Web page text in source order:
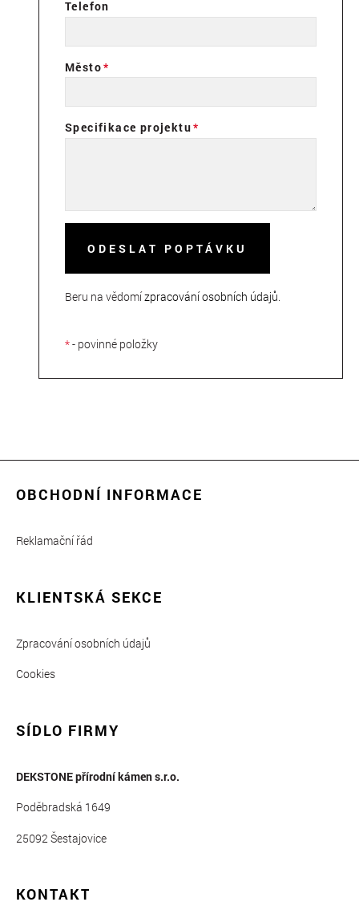
Telefon
Město
Specifikace projektu
ODESLAT POPTÁVKU
Beru na vědomízpracování osobních údajů.
*- povinné položky
OBCHODNÍ INFORMACE
Reklamační řád
KLIENTSKÁ SEKCE
Zpracování osobních údajů
Cookies
SÍDLO FIRMY
DEKSTONE přírodní kámen s.r.o.
Poděbradská 1649
25092 Šestajovice
KONTAKT